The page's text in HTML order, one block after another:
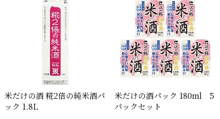
米だけの酒 糀2倍の純米酒パ
ック 1.8L
米だけの酒パック 180ml 5
パックセット